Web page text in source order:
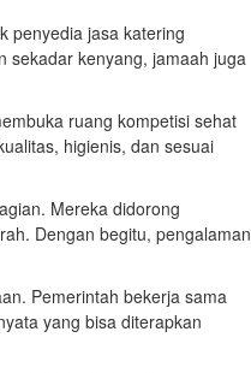
penyedia jasa katering
sekadar kenyang, jamaah juga
ruang kompetisi sehat
higienis, dan sesuai
Mereka didorong
Dengan begitu, pengalaman
Pemerintah bekerja sama
yang bisa diterapkan